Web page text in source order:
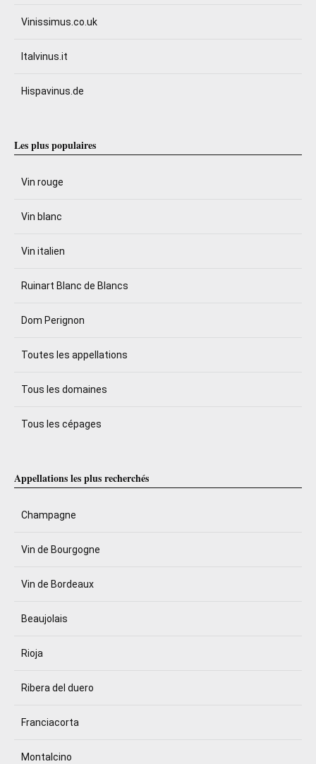
Vinissimus.co.uk
Italvinus.it
Hispavinus.de
Les plus populaires
Vin rouge
Vin blanc
Vin italien
Ruinart Blanc de Blancs
Dom Perignon
Toutes les appellations
Tous les domaines
Tous les cépages
Appellations les plus recherchés
Champagne
Vin de Bourgogne
Vin de Bordeaux
Beaujolais
Rioja
Ribera del duero
Franciacorta
Montalcino